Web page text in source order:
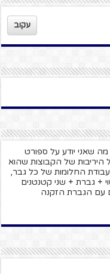
עקוב
מה שאני יודע על ספורט
היריבות של הקבוצות שהוא
החלומות של כל גבר,
+ גברת + שני קטנטנים
עם הגברת הזקנה